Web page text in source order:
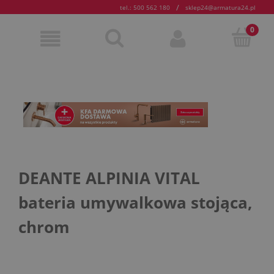
tel.: 500 562 180 / sklep24@armatura24.pl
DEANTE ALPINIA VITAL
bateria umywalkowa stojąca,
chrom